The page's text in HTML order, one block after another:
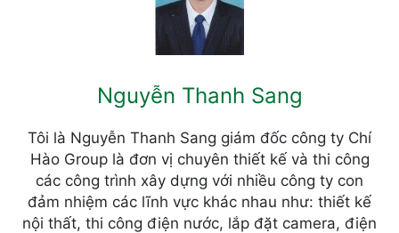
Nguyễn Thanh Sang
Tôi là Nguyễn Thanh Sang giám đốc công ty Chí
Hào Group là đơn vị chuyên thiết kế và thi công
các công trình xây dựng với nhiều công ty con
đảm nhiệm các lĩnh vực khác nhau như: thiết kế
nội thất, thi công điện nước, lắp đặt camera, điện